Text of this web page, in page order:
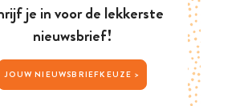
je in voor de lekkerste
nieuwsbrief!
JOUW NIEUWSBRIEFKEUZE >